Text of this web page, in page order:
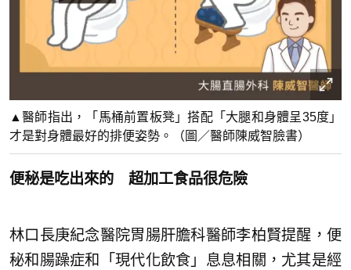
▲醫師指出，「馬桶前置板凳」搭配「大腿和身體呈35度」
才是對身體最好的排便姿勢。（圖／醫師陳威智臉書）
便秘是吃出來的 超加工食品很危險
林口長庚紀念醫院胃腸肝膽科醫師李柏賢提醒，便
秘和腸躁症和「現代化飲食」息息相關，尤其是經